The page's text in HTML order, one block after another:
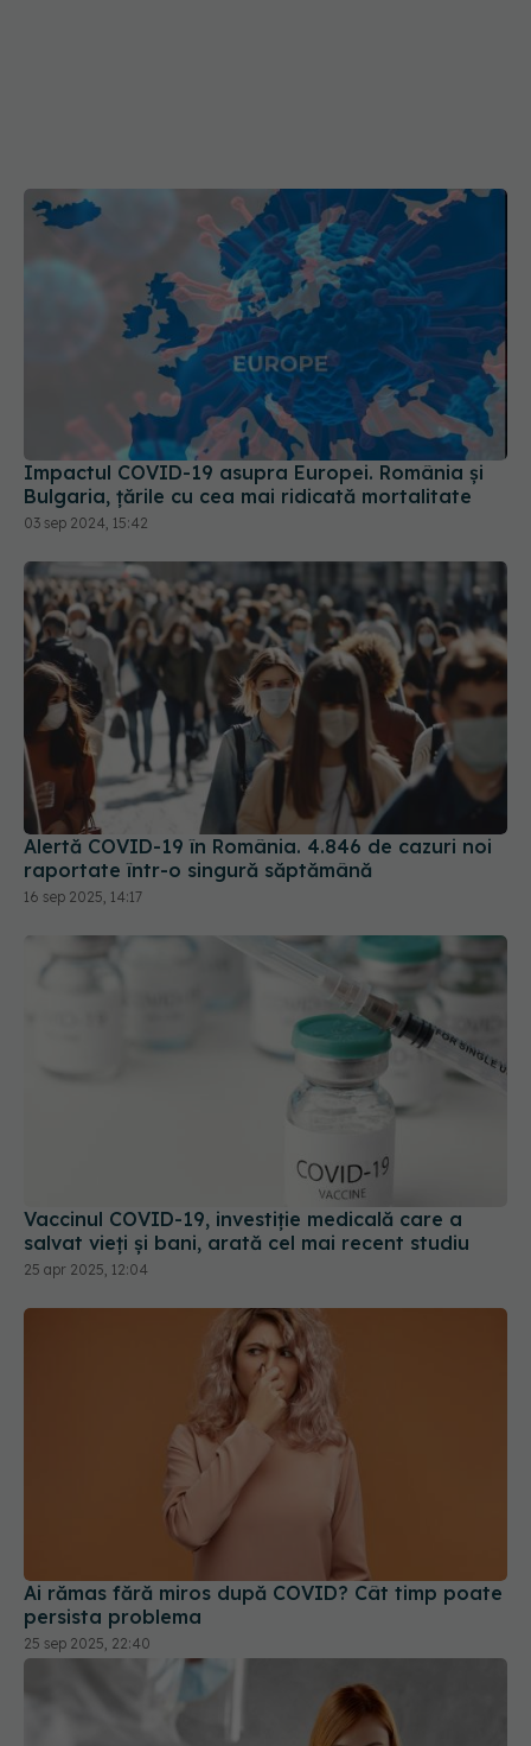
Impactul COVID-19 asupra Europei. România și
Bulgaria, țările cu cea mai ridicată mortalitate
03 sep 2024, 15:42
Alertă COVID-19 în România. 4.846 de cazuri noi
raportate într-o singură săptămână
16 sep 2025, 14:17
Vaccinul COVID-19, investiție medicală care a
salvat vieți și bani, arată cel mai recent studiu
25 apr 2025, 12:04
Ai rămas fără miros după COVID? Cât timp poate
persista problema
25 sep 2025, 22:40